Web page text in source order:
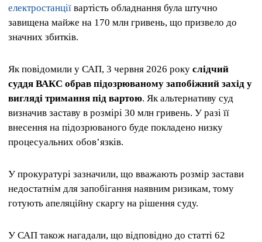
електростанції вартість обладнання була штучно
завищена майже на 170 млн гривень, що призвело до
значних збитків.
Як повідомили у САП, 3 червня 2026 року слідчий
суддя ВАКС обрав підозрюваному запобіжний захід у
вигляді тримання під вартою. Як альтернативу суд
визначив заставу в розмірі 30 млн гривень. У разі її
внесення на підозрюваного буде покладено низку
процесуальних обов’язків.
У прокуратурі зазначили, що вважають розмір застави
недостатнім для запобігання наявним ризикам, тому
готують апеляційну скаргу на рішення суду.
У САП також нагадали, що відповідно до статті 62